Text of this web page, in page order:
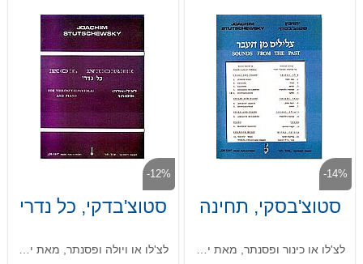
-14%
סטוצ'בסקי, תחינה
-12%
סטוצ'בדקי, כל נדרי